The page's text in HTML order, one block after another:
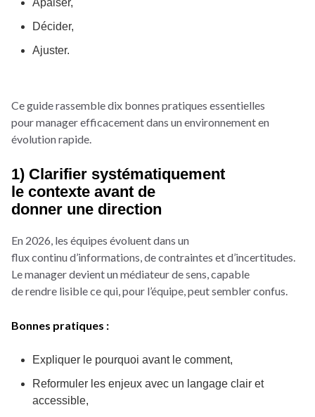
Apaiser,
Décider,
Ajuster.
Ce guide rassemble dix bonnes pratiques essentielles
pour manager efficacement dans un environnement en
évolution rapide.
1) Clarifier systématiquement
le contexte avant de
donner une direction
En 2026, les équipes évoluent dans un
flux continu d’informations, de contraintes et d’incertitudes.
Le manager devient un médiateur de sens, capable
de rendre lisible ce qui, pour l’équipe, peut sembler confus.
Bonnes pratiques :
Expliquer le pourquoi avant le comment,
Reformuler les enjeux avec un langage clair et
accessible,